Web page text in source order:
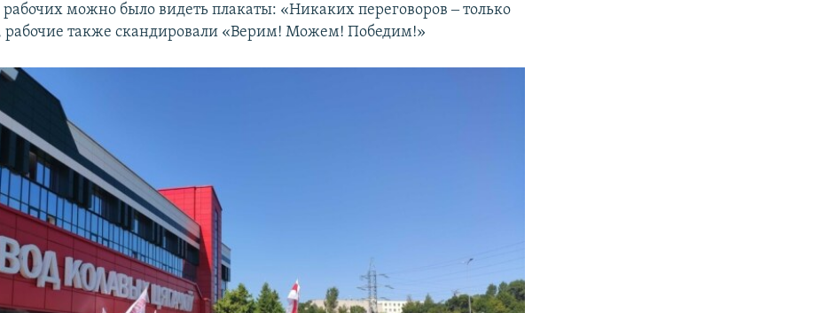
можно было видеть плакаты: «Никаких переговоров ‒ только
рабочие также скандировали «Верим! Можем! Победим!»